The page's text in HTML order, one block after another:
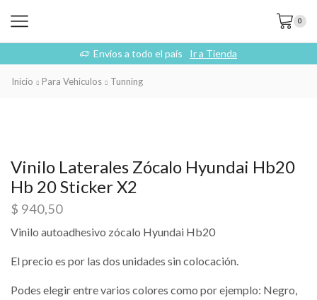
0
Envios a todo el país Ir a Tienda
Inicio Para Vehiculos Tunning
Vinilo Laterales Zócalo Hyundai Hb20
Hb 20 Sticker X2
$ 940,50
Vinilo autoadhesivo zócalo Hyundai Hb20
El precio es por las dos unidades sin colocación.
Podes elegir entre varios colores como por ejemplo: Negro,